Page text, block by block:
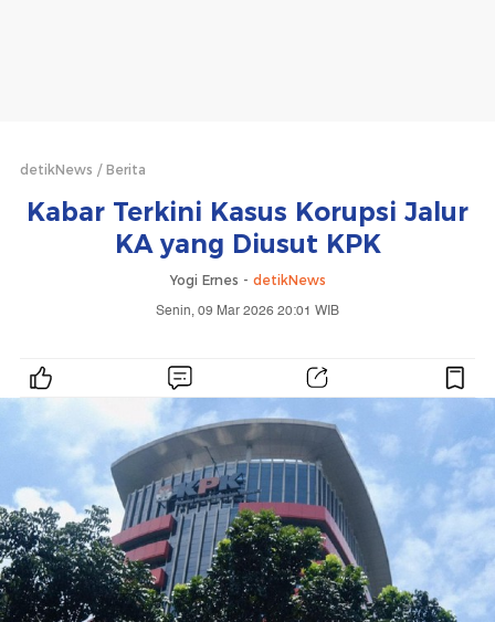
detikNews Berita
Kabar Terkini Kasus Korupsi Jalur
KA yang Diusut KPK
Yogi Ernes - detikNews
Senin, 09 Mar 2026 20:01 WIB